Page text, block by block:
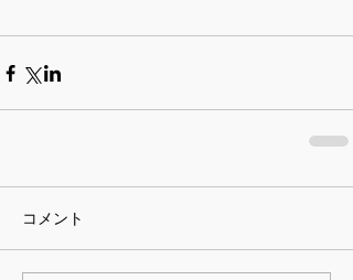
コメント